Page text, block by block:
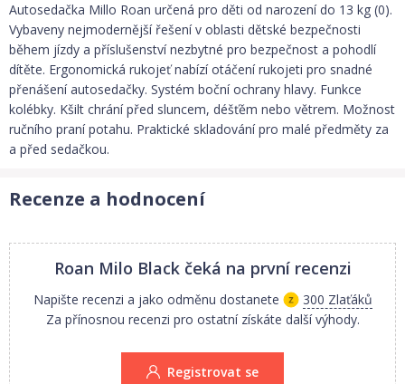
Autosedačka Millo Roan určená pro děti od narození do 13 kg (0).
Vybaveny nejmodernější řešení v oblasti dětské bezpečnosti
během jízdy a příslušenství nezbytné pro bezpečnost a pohodlí
dítěte. Ergonomická rukojeť nabízí otáčení rukojeti pro snadné
přenášení autosedačky. Systém boční ochrany hlavy. Funkce
kolébky. Kšilt chrání před sluncem, déšťěm nebo větrem. Možnost
ručního praní potahu. Praktické skladování pro malé předměty za
a před sedačkou.
Recenze a hodnocení
Roan Milo Black čeká na první recenzi
Napište recenzi a jako odměnu dostanete
300 Zlaťáků
Za přínosnou recenzi pro ostatní získáte další výhody.
Registrovat se